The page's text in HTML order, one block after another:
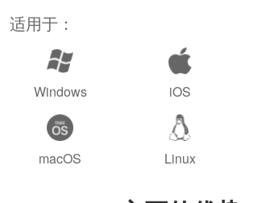
适用于：
Windows iOS
macOS Linux